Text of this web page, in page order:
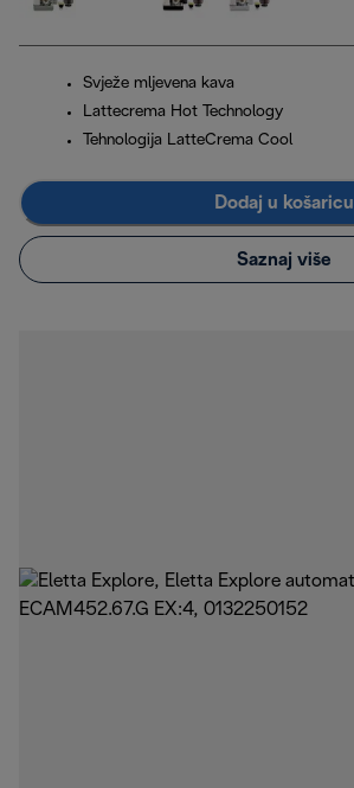
Svježe mljevena kava
Lattecrema Hot Technology
Tehnologija LatteCrema Cool
Dodaj u košaricu
Saznaj više